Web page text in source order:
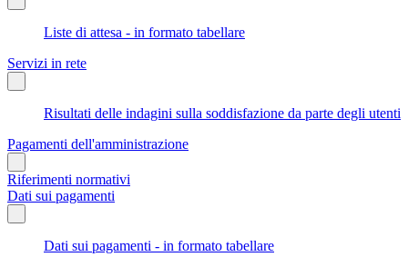
Liste di attesa - in formato tabellare
Servizi in rete
Risultati delle indagini sulla soddisfazione da parte degli utenti
Pagamenti dell'amministrazione
Riferimenti normativi
Dati sui pagamenti
Dati sui pagamenti - in formato tabellare